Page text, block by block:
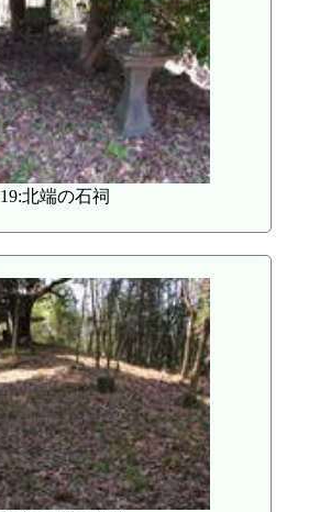
19:北端の石祠